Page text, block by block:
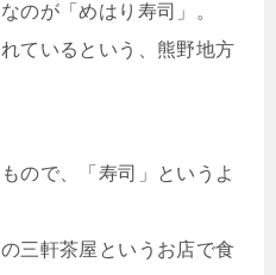
のが「めはり寿司」。
ているという、熊野地方
ので、「寿司」というよ
三軒茶屋というお店で食